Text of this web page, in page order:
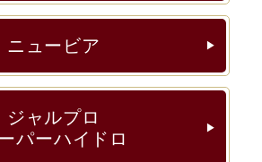
ニュービア ▶︎
ジャルプロ
パーハイドロ
▶︎